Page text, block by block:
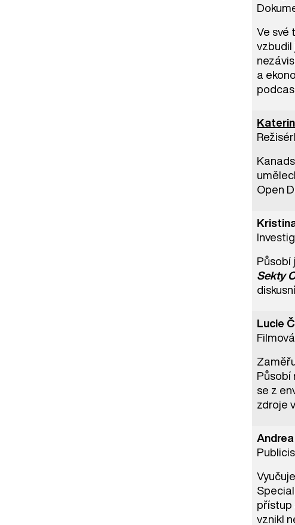
Ve své
vzbudil
a
Open
Působí
Sekty
Lucie
Působí
se z
zdroje
přístup
vznikl